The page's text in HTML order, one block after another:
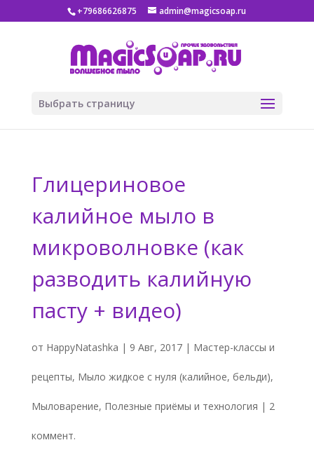
+79686626875 admin@magicsoap.ru
Выбрать страницу
Глицериновое
калийное мыло в
микроволновке (как
разводить калийную
пасту + видео)
от HappyNatashka | 9 Авг, 2017| Мастер-классы и
рецепты, Мыло жидкое с нуля (калийное, бельди),
Мыловарение, Полезные приёмы и технология | 2
коммент.